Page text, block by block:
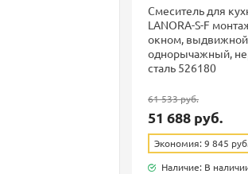
Смеситель для
LANORA-S-F
окном,
однорычажный,
сталь 526180
61 533 руб.
51 688 руб.
Экономия: 9 845 руб.
Наличие: В